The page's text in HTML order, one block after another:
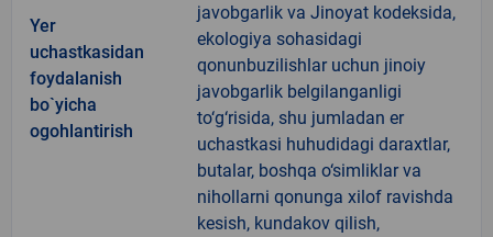
Yer
uchastkasidan
foydalanish
bo`yicha
ogohlantirish
javobgarlik va Jinoyat kodeksida,
ekologiya sohasidagi
qonunbuzilishlar uchun jinoiy
javobgarlik belgilanganligi
to‘g‘risida, shu jumladan er
uchastkasi huhudidagi daraxtlar,
butalar, boshqa o‘simliklar va
nihollarni qonunga xilof ravishda
kesish, kundakov qilish,